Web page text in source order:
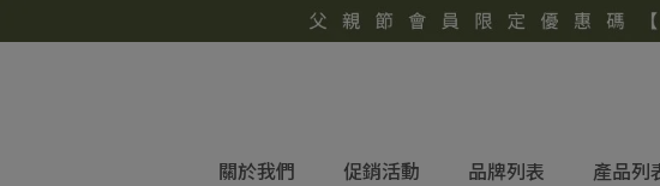
關於我們 促銷活動 品牌列表 產品列